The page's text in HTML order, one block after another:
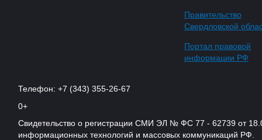
Правительство
Свердловской
Портал правовой
информации РФ
Телефон: +7 (343) 355-26-67
0+
Свидетельство о регистрации СМИ ЭЛ № ФС 77 - 62739 от
информационных технологий и массовых коммуникаций РФ.